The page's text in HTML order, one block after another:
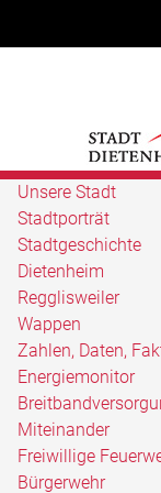
Unsere Stadt
Stadtporträt
Stadtgeschichte
Dietenheim
Regglisweiler
Wappen
Zahlen, Daten,
Energiemonitor
Miteinander
Freiwillige
Bürgerwehr